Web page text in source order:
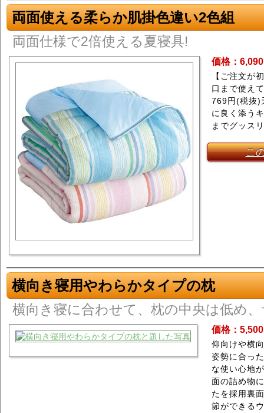
両面使える柔らか肌掛色違い2色組
両面仕様で2倍使える夏寝具!
価格：
【ご注文が
口まで使え
769円(税抜)
に良く添う
までグッス
こ
横向き寝用やわらかタイプの枕
横向き寝に合わせて、枕の中央は低め
価格：
仰向けや横
姿勢に合っ
な使い心地
面の詰め物
たを採用裏
節ができる